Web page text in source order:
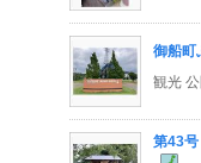
御船町
観光 公
第43